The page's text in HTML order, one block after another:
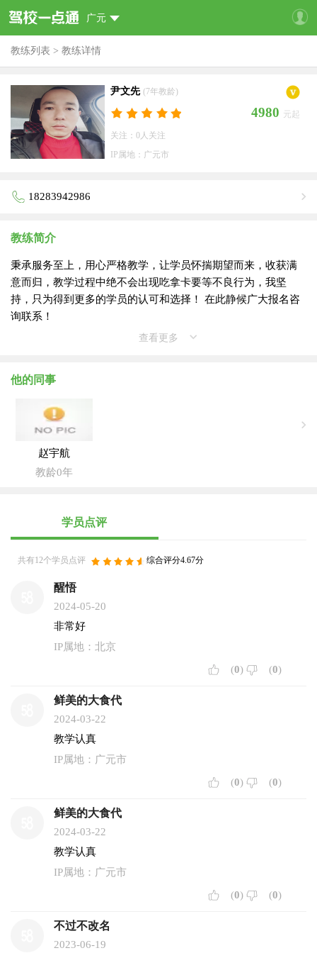
广元
教练列表 > 教练详情
尹文先 (7年教龄)
4980 元起
关注：0人关注
IP属地：广元市
18283942986
教练简介
秉承服务至上，用心严格教学，让学员怀揣期望而来，收获满
意而归，教学过程中绝不会出现吃拿卡要等不良行为，我坚
持，只为得到更多的学员的认可和选择！ 在此静候广大报名咨
询联系！
查看更多
他的同事
赵宇航
教龄0年
学员点评
共有12个学员点评 综合评分4.67分
醒悟
2024-05-20
非常好
IP属地：北京
(0) (0)
鲜美的大食代
2024-03-22
教学认真
IP属地：广元市
(0) (0)
鲜美的大食代
2024-03-22
教学认真
IP属地：广元市
(0) (0)
不过不改名
2023-06-19